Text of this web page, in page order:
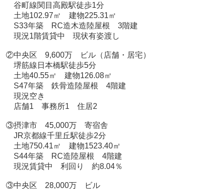
谷町線関目高殿駅徒歩1分
土地102.97㎡ 建物225.31㎡
S33年築 RC造木造陸屋根 3階建
現況1階賃貸中 現状有姿渡し
②中央区 9,600万 ビル（店舗・居宅）
堺筋線日本橋駅徒歩5分
土地40.55㎡ 建物126.08㎡
S47年築 鉄骨造陸屋根 4階建
現況空き
店舗1 事務所1 住居2
③摂津市 45,000万 寄宿舎
JR京都線千里丘駅徒歩2分
土地750.41㎡ 建物1523.40㎡
S44年築 RC造陸屋根 4階建
現況賃貸中 利回り 約8.04％
③中央区 28,000万 ビル